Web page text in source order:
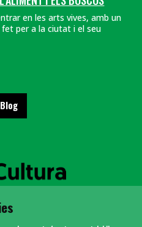
en les arts vives, amb un
per a la ciutat i el seu